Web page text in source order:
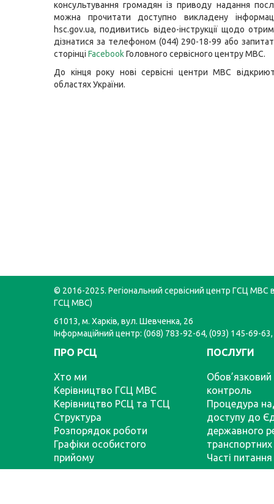
консультування громадян із приводу надання
можна прочитати доступно викладену
hsc.gov.ua, подивитись відео-інструкції щодо
дізнатися за телефоном (044) 290-18-99 або
сторінці FacebookГоловного сервісного центру МВС.
До кінця року нові сервісні центри МВС
областях України.
© 2016-2025. Регіональний сервісний центр ГСЦ МВС в
ГСЦ МВС)
61013, м. Харків, вул. Шевченка, 26
Інформаційний центр: (068) 783-92-64, (093) 145-69-
ПРО РСЦ
Хто ми
Керівництво ГСЦ МВС
Керівництво РСЦ та ТСЦ
Структура
Розпорядок роботи
Графіки особистого
прийому
ПОСЛУГИ
Обов’язковий
контроль
Процедура
доступу до
державного
транспортних
Часті питання